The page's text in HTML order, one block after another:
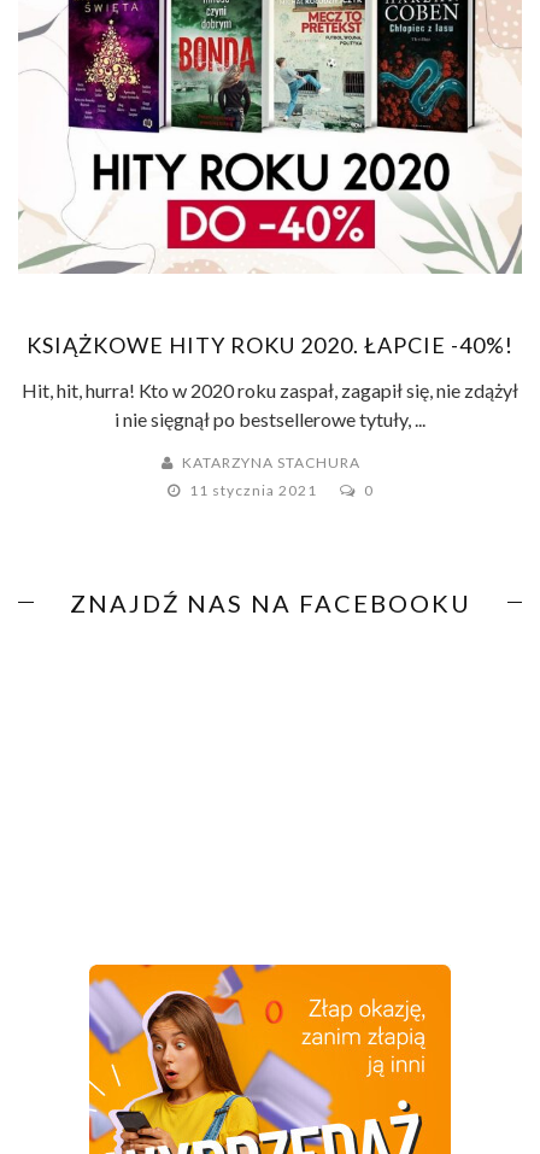
KSIĄŻKOWE HITY ROKU 2020. ŁAPCIE -40%!
Hit, hit, hurra! Kto w 2020 roku zaspał, zagapił się, nie zdążył
i nie sięgnął po bestsellerowe tytuły, ...
KATARZYNA STACHURA
11 stycznia 2021
0
ZNAJDŹ NAS NA FACEBOOKU